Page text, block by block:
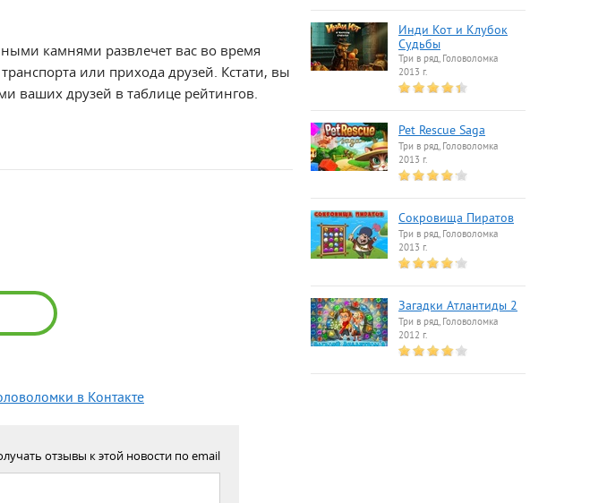
камнями развлечет вас во время
или прихода друзей. Кстати, вы
ваших друзей в таблице рейтингов.
в Контакте
отзывы к этой новости по email
Инди Кот и Клубок
Судьбы
Три в ряд, Головоломка
2013 г.
Pet Rescue Saga
Три в ряд, Головоломка
2013 г.
Сокровища Пиратов
Три в ряд, Головоломка
2013 г.
Загадки Атлантиды 2
Три в ряд, Головоломка
2012 г.